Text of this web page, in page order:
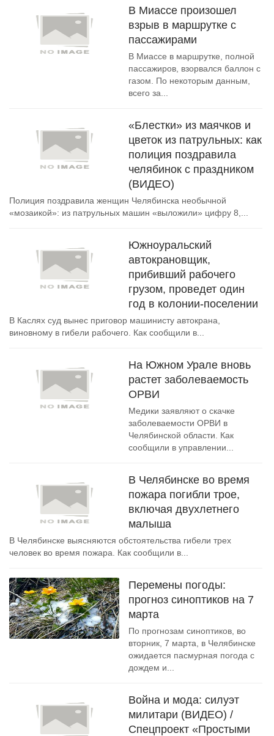
В Миассе произошел
взрыв в маршрутке с
пассажирами
В Миассе в маршрутке, полной
пассажиров, взорвался баллон с
газом. По некоторым данным,
всего за...
«Блестки» из маячков и
цветок из патрульных: как
полиция поздравила
челябинок с праздником
(ВИДЕО)
Полиция поздравила женщин Челябинска необычной
«мозаикой»: из патрульных машин «выложили» цифру 8,...
Южноуральский
автокрановщик,
прибивший рабочего
грузом, проведет один
год в колонии-поселении
В Каслях суд вынес приговор машинисту автокрана,
виновному в гибели рабочего. Как сообщили в...
На Южном Урале вновь
растет заболеваемость
ОРВИ
Медики заявляют о скачке
заболеваемости ОРВИ в
Челябинской области. Как
сообщили в управлении...
В Челябинске во время
пожара погибли трое,
включая двухлетнего
малыша
В Челябинске выясняются обстоятельства гибели трех
человек во время пожара. Как сообщили в...
Перемены погоды:
прогноз синоптиков на 7
марта
По прогнозам синоптиков, во
вторник, 7 марта, в Челябинске
ожидается пасмурная погода с
дождем и...
Война и мода: силуэт
милитари (ВИДЕО) /
Спецпроект «Простыми